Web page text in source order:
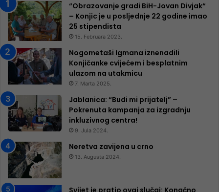
“Obrazovanje gradi BiH-Jovan Divjak“
– Konjic je u posljednje 22 godine imao
25 ​​stipendista
15. Februara 2023.
Nogometaši Igmana iznenadili
Konjičanke cvijećem i besplatnim
ulazom na utakmicu
7. Marta 2025.
Jablanica: “Budi mi prijatelj” –
Pokrenuta kampanja za izgradnju
inkluzivnog centra!
9. Jula 2024.
Neretva zavijena u crno
13. Augusta 2024.